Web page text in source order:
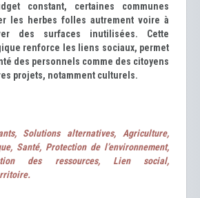
constant, certaines communes
les herbes folles autrement voire à
des surfaces inutilisées. Cette
renforce les liens sociaux, permet
des personnels comme des citoyens
projets, notamment culturels.
Solutions alternatives, Agriculture,
Santé, Protection de l’environnement,
des ressources, Lien social,